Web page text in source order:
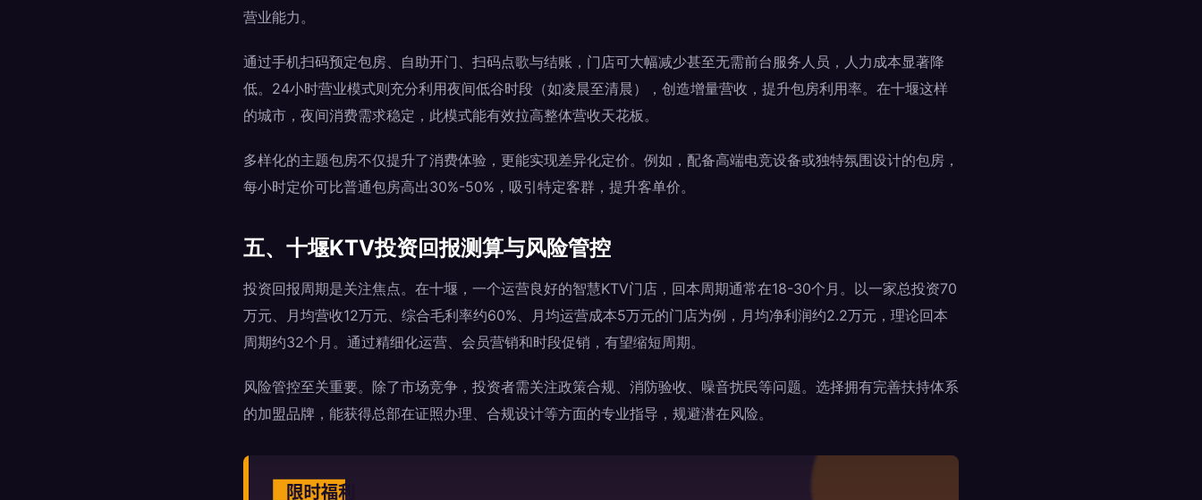
营业能力。
通过手机扫码预定包房、自助开门、扫码点歌与结账，门店可大幅减少甚至无需前台服务人员，人力成本显著降
低。24小时营业模式则充分利用夜间低谷时段（如凌晨至清晨），创造增量营收，提升包房利用率。在十堰这样
的城市，夜间消费需求稳定，此模式能有效拉高整体营收天花板。
多样化的主题包房不仅提升了消费体验，更能实现差异化定价。例如，配备高端电竞设备或独特氛围设计的包房，
每小时定价可比普通包房高出30%-50%，吸引特定客群，提升客单价。
五、十堰KTV投资回报测算与风险管控
投资回报周期是关注焦点。在十堰，一个运营良好的智慧KTV门店，回本周期通常在18-30个月。以一家总投资70
万元、月均营收12万元、综合毛利率约60%、月均运营成本5万元的门店为例，月均净利润约2.2万元，理论回本
周期约32个月。通过精细化运营、会员营销和时段促销，有望缩短周期。
风险管控至关重要。除了市场竞争，投资者需关注政策合规、消防验收、噪音扰民等问题。选择拥有完善扶持体系
的加盟品牌，能获得总部在证照办理、合规设计等方面的专业指导，规避潜在风险。